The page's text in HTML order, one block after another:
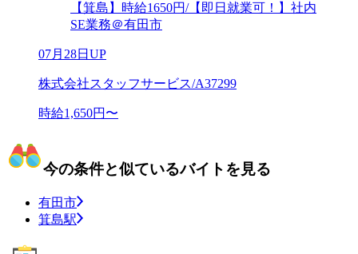
【箕島】時給1650円/【即日就業可！】社内
SE業務＠有田市
07月28日UP
株式会社スタッフサービス/A37299
時給1,650円〜
今の条件と似ているバイトを見る
有田市
箕島駅